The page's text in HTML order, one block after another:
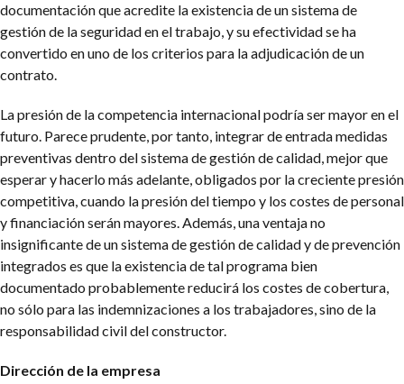
documentación que acredite la existencia de un sistema de
gestión de la seguridad en el trabajo, y su efectividad se ha
convertido en uno de los criterios para la adjudicación de un
contrato.
La presión de la competencia internacional podría ser mayor en el
futuro. Parece prudente, por tanto, integrar de entrada medidas
preventivas dentro del sistema de gestión de calidad, mejor que
esperar y hacerlo más adelante, obligados por la creciente presión
competitiva, cuando la presión del tiempo y los costes de personal
y financiación serán mayores. Además, una ventaja no
insignificante de un sistema de gestión de calidad y de prevención
integrados es que la existencia de tal programa bien
documentado probablemente reducirá los costes de cobertura,
no sólo para las indemnizaciones a los trabajadores, sino de la
responsabilidad civil del constructor.
Dirección de la empresa